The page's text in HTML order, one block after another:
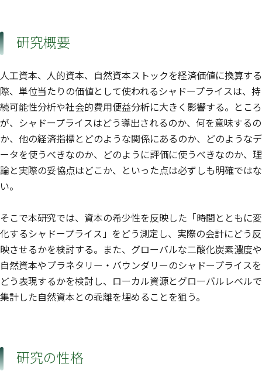
研究概要
人工資本、人的資本、自然資本ストックを経済価値に換算する
際、単位当たりの価値として使われるシャドープライスは、持
続可能性分析や社会的費用便益分析に大きく影響する。ところ
が、シャドープライスはどう導出されるのか、何を意味するの
か、他の経済指標とどのような関係にあるのか、どのようなデ
ータを使うべきなのか、どのように評価に使うべきなのか、理
論と実際の妥協点はどこか、といった点は必ずしも明確ではな
い。
そこで本研究では、資本の希少性を反映した「時間とともに変
化するシャドープライス」をどう測定し、実際の会計にどう反
映させるかを検討する。また、グローバルな二酸化炭素濃度や
自然資本やプラネタリー・バウンダリーのシャドープライスを
どう表現するかを検討し、ローカル資源とグローバルレベルで
集計した自然資本との乖離を埋めることを狙う。
研究の性格